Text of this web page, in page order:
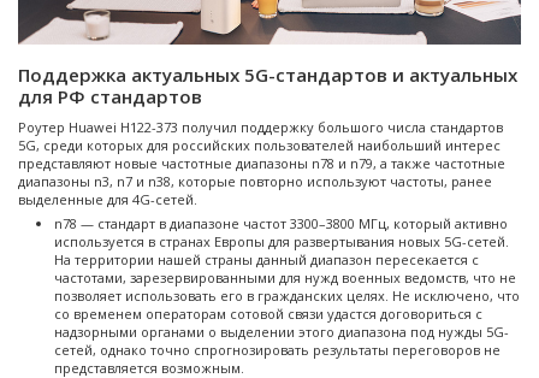
Поддержка актуальных 5G-стандартов и актуальных
для РФ стандартов
Роутер Huawei H122-373 получил поддержку большого числа стандартов
5G, среди которых для российских пользователей наибольший интерес
представляют новые частотные диапазоны n78 и n79, а также частотные
диапазоны n3, n7 и n38, которые повторно используют частоты, ранее
выделенные для 4G-сетей.
n78 — стандарт в диапазоне частот 3300–3800 МГц, который активно
используется в странах Европы для развертывания новых 5G-сетей.
На территории нашей страны данный диапазон пересекается с
частотами, зарезервированными для нужд военных ведомств, что не
позволяет использовать его в гражданских целях. Не исключено, что
со временем операторам сотовой связи удастся договориться с
надзорными органами о выделении этого диапазона под нужды 5G-
сетей, однако точно спрогнозировать результаты переговоров не
представляется возможным.